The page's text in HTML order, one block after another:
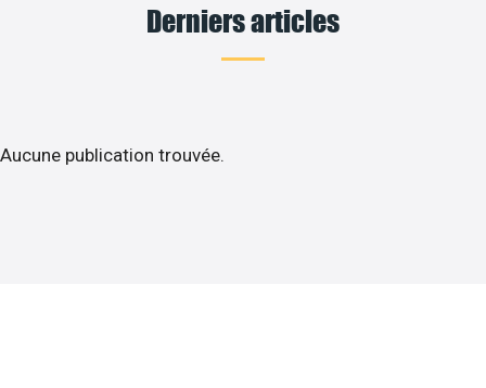
Derniers articles
Aucune publication trouvée.